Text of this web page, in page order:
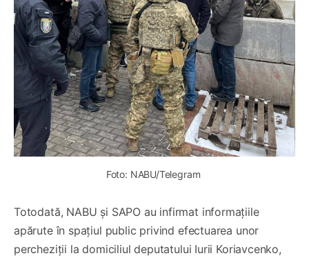
Foto: NABU/Telegram
Totodată, NABU și SAPO au infirmat informațiile
apărute în spațiul public privind efectuarea unor
percheziții la domiciliul deputatului Iurii Koriavcenko,